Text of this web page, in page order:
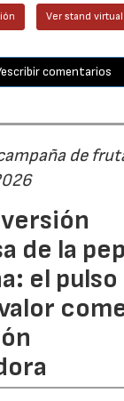
Ver stand virtual
comentarios
de
de la
el pulso